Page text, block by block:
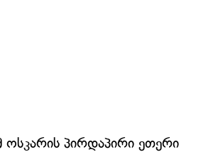
ოსკარის პირდაპირი ეთერი